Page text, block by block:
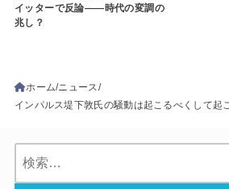
イッターで反論――時代の変調の
兆し？
ホーム ニュース
インパルス堤下敦氏の騒動は起こるべくして起